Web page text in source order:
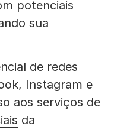
potenciais
sua
de redes
Instagram e
aos serviços de
da